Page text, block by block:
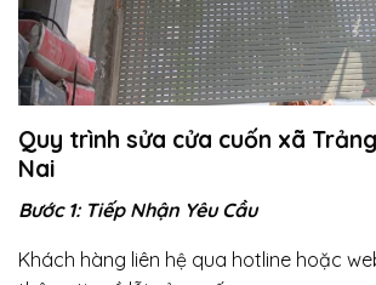
Quy trình sửa cửa cuốn xã
Nai
Bước 1: Tiếp Nhận Yêu Cầu
Khách hàng liên hệ qua hotline hoặc